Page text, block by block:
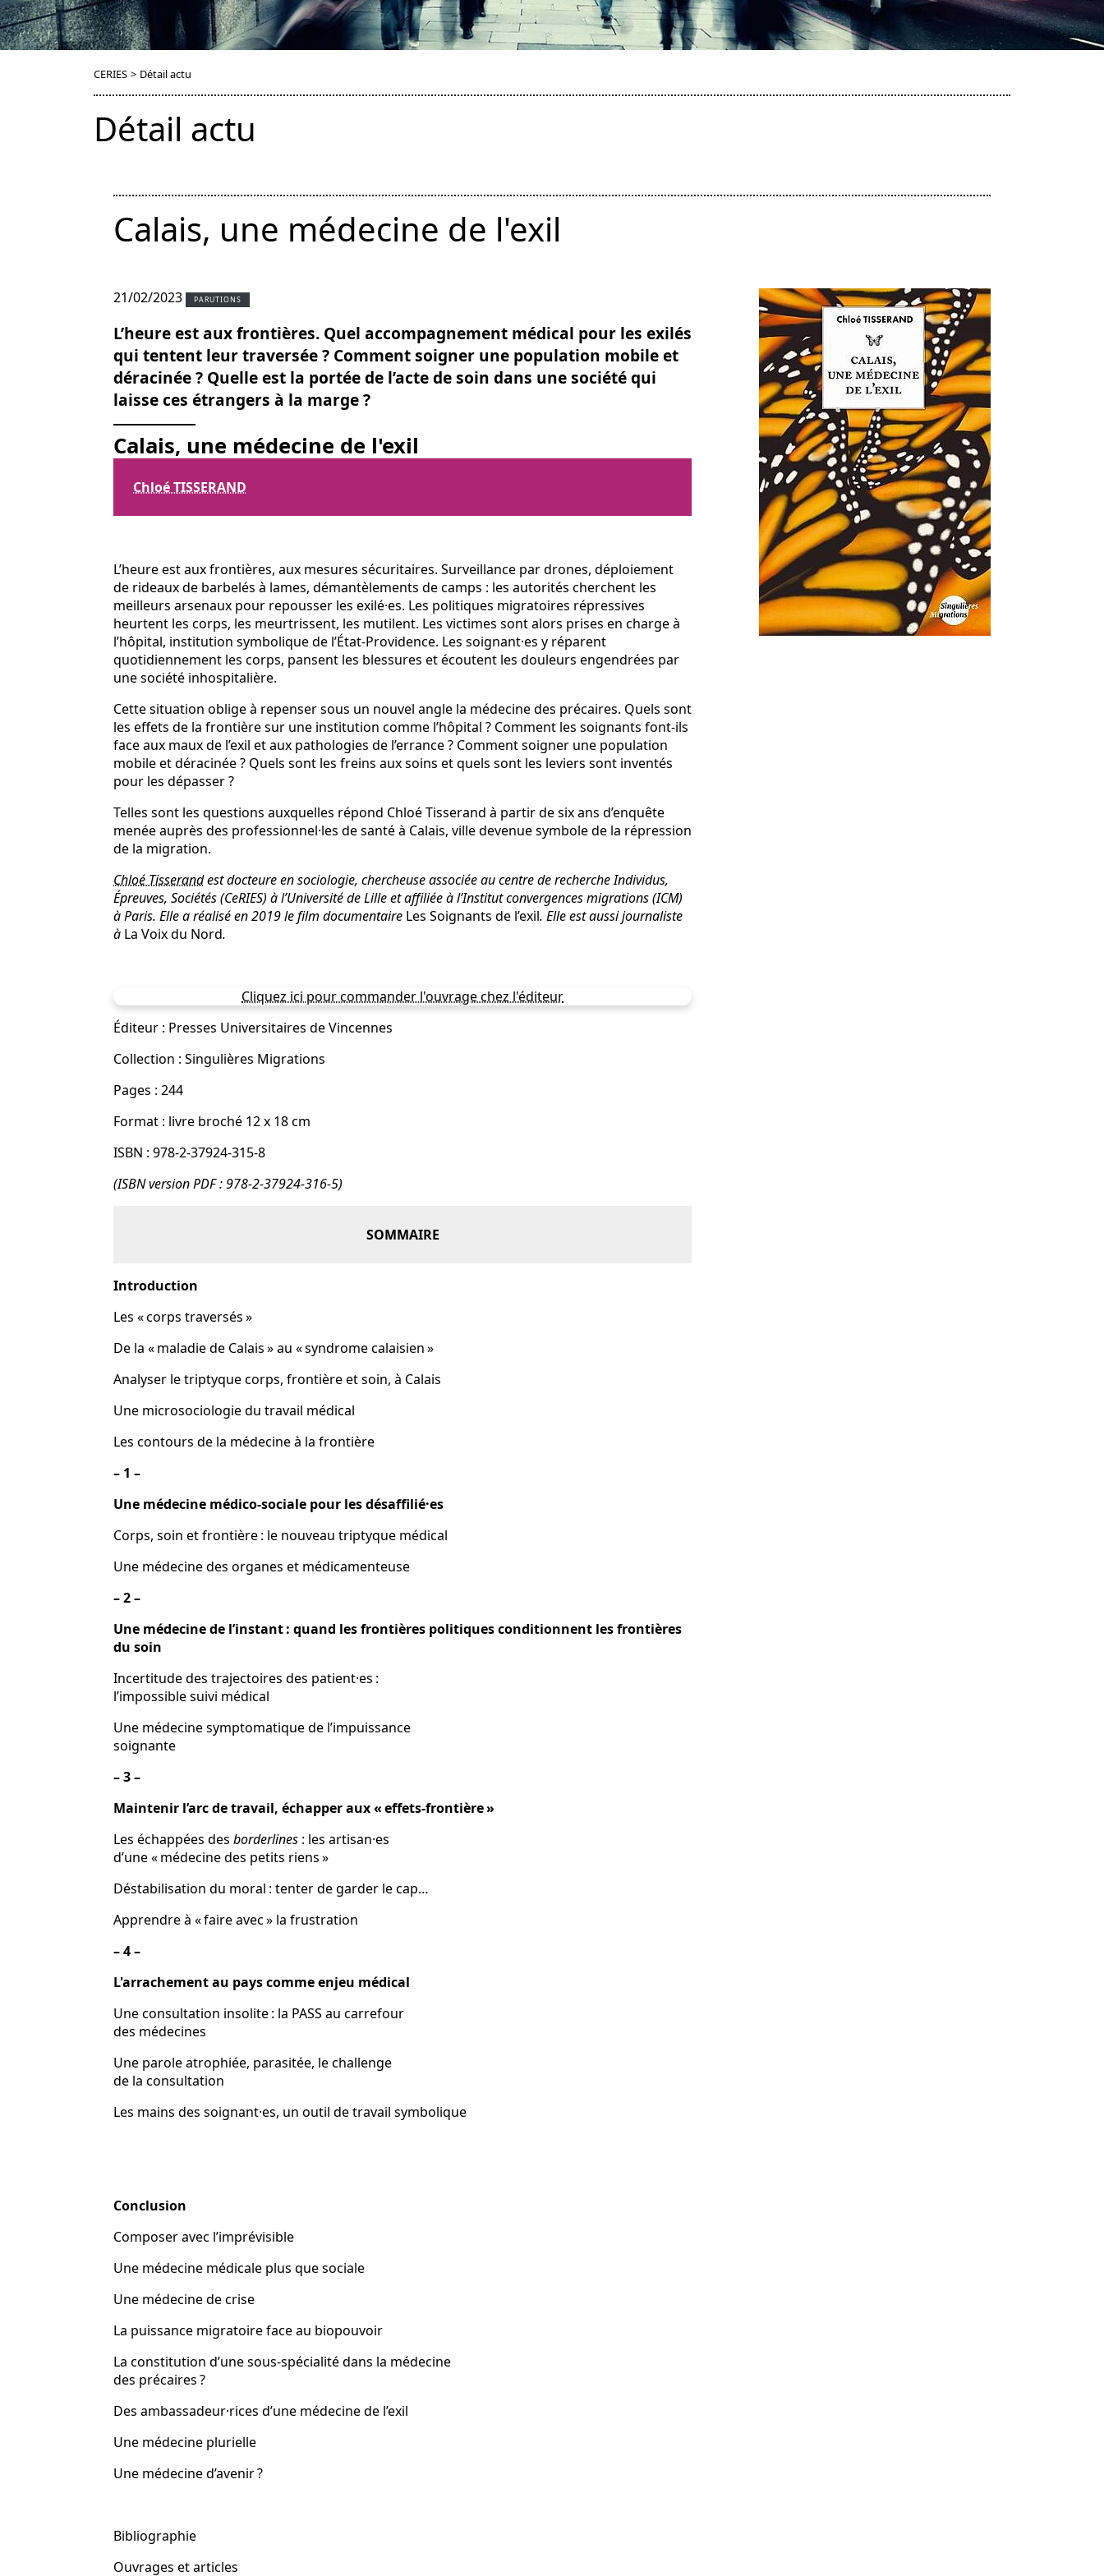
CERIES > Détail actu
Détail actu
Calais, une médecine de l'exil
21/02/2023 PARUTIONS
L’heure est aux frontières. Quel accompagnement médical pour les exilés
qui tentent leur traversée ? Comment soigner une population mobile et
déracinée ? Quelle est la portée de l’acte de soin dans une société qui
laisse ces étrangers à la marge ?
Calais, une médecine de l'exil
Chloé TISSERAND
L’heure est aux frontières, aux mesures sécuritaires. Surveillance par drones, déploiement
de rideaux de barbelés à lames, démantèlements de camps : les autorités cherchent les
meilleurs arsenaux pour repousser les exilé·es. Les politiques migratoires répressives
heurtent les corps, les meurtrissent, les mutilent. Les victimes sont alors prises en charge à
l’hôpital, institution symbolique de l’État-Providence. Les soignant·es y réparent
quotidiennement les corps, pansent les blessures et écoutent les douleurs engendrées par
une société inhospitalière.
Cette situation oblige à repenser sous un nouvel angle la médecine des précaires. Quels sont
les effets de la frontière sur une institution comme l’hôpital ? Comment les soignants font-ils
face aux maux de l’exil et aux pathologies de l’errance ? Comment soigner une population
mobile et déracinée ? Quels sont les freins aux soins et quels sont les leviers sont inventés
pour les dépasser ?
Telles sont les questions auxquelles répond Chloé Tisserand à partir de six ans d’enquête
menée auprès des professionnel·les de santé à Calais, ville devenue symbole de la répression
de la migration.
Chloé Tisserandest docteure en sociologie, chercheuse associée au centre de recherche Individus,
Épreuves, Sociétés (CeRIES) à l’Université de Lille et affiliée à l’Institut convergences migrations (ICM)
à Paris. Elle a réalisé en 2019 le film documentaire Les Soignants de l’exil. Elle est aussi journaliste
à La Voix du Nord.
Cliquez ici pour commander l'ouvrage chez l'éditeur
Éditeur : Presses Universitaires de Vincennes
Collection : Singulières Migrations
Pages : 244
Format : livre broché 12 x 18 cm
ISBN : 978-2-37924-315-8
(ISBN version PDF : 978-2-37924-316-5)
SOMMAIRE
Introduction
Les « corps traversés »
De la « maladie de Calais » au « syndrome calaisien »
Analyser le triptyque corps, frontière et soin, à Calais
Une microsociologie du travail médical
Les contours de la médecine à la frontière
– 1 –
Une médecine médico-sociale pour les désaffilié·es
Corps, soin et frontière : le nouveau triptyque médical
Une médecine des organes et médicamenteuse
– 2 –
Une médecine de l’instant : quand les frontières politiques conditionnent les frontières
du soin
Incertitude des trajectoires des patient·es :
l’impossible suivi médical
Une médecine symptomatique de l’impuissance
soignante
– 3 –
Maintenir l’arc de travail, échapper aux « effets-frontière »
Les échappées des borderlines : les artisan·es
d’une « médecine des petits riens »
Déstabilisation du moral : tenter de garder le cap…
Apprendre à « faire avec » la frustration
– 4 –
L'arrachement au pays comme enjeu médical
Une consultation insolite : la PASS au carrefour
des médecines
Une parole atrophiée, parasitée, le challenge
de la consultation
Les mains des soignant·es, un outil de travail symbolique
Conclusion
Composer avec l’imprévisible
Une médecine médicale plus que sociale
Une médecine de crise
La puissance migratoire face au biopouvoir
La constitution d’une sous-spécialité dans la médecine
des précaires ?
Des ambassadeur·rices d’une médecine de l’exil
Une médecine plurielle
Une médecine d’avenir ?
Bibliographie
Ouvrages et articles